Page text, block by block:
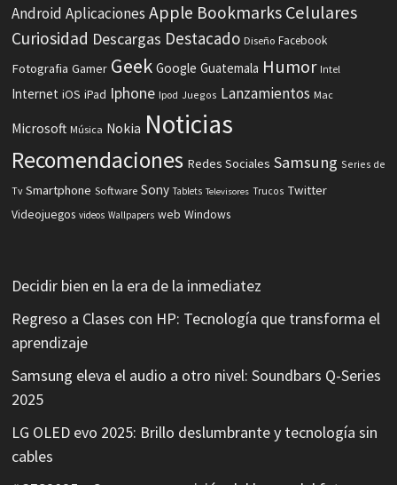
Android Aplicaciones Apple Bookmarks Celulares
Curiosidad Descargas Destacado Diseño Facebook
Fotografia Gamer Geek Google Guatemala Humor Intel
Internet iOS iPad Iphone Ipod Juegos Lanzamientos Mac
Microsoft Música Nokia Noticias
Recomendaciones Redes Sociales Samsung Series de
Tv Smartphone Software Sony Tablets Televisores Trucos Twitter
Videojuegos videos Wallpapers web Windows
Decidir bien en la era de la inmediatez
Regreso a Clases con HP: Tecnología que transforma el
aprendizaje
Samsung eleva el audio a otro nivel: Soundbars Q-Series
2025
LG OLED evo 2025: Brillo deslumbrante y tecnología sin
cables